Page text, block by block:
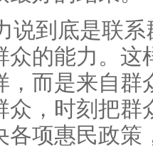
说到底是联
众的能力。这
，而是来自群
众，时刻把群
各项惠民政策